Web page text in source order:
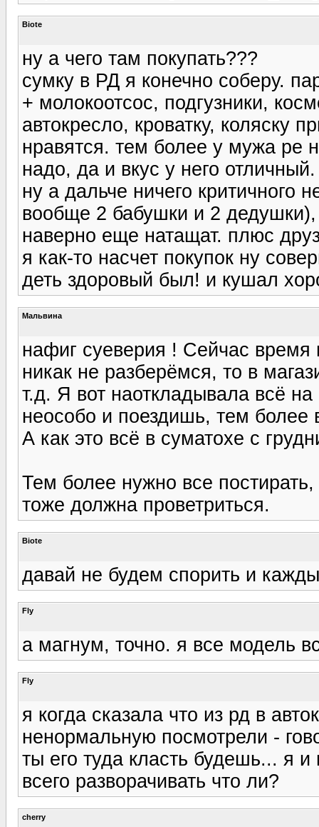
Biote
ну а чего там покупать???
сумку в РД я конечно соберу.
+ молокоотсос, подгузники,
автокресло, кроватку, коляску
нравятся. тем более у мужа ре
надо, да и вкус у него
ну а дальче ничего критичного
вообще 2 бабушки и 2
наверно еще натащат. плюс
я как-то насчет покупок ну
деть здоровый был! и кушал
Мальвина
нафиг суеверия ! Сейчас время
никак не разберёмся, то в
т.д. Я вот наоткладывала всё
неособо и поездишь, тем более
А как это всё в суматохе с
Тем более нужно все
тоже должна проветриться.
Biote
давай не будем спорить и
Fly
а магнум, точно. я все модель
Fly
я когда сказала что из рд в
ненормальную посмотрели -
ты его туда класть будешь... я
всего разворачивать что ли?
cherry